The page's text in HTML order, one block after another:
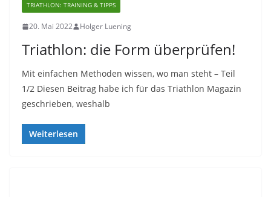
TRIATHLON: TRAINING & TIPPS
20. Mai 2022 Holger Luening
Triathlon: die Form überprüfen!
Mit einfachen Methoden wissen, wo man steht – Teil
1/2 Diesen Beitrag habe ich für das Triathlon Magazin
geschrieben, weshalb
Weiterlesen